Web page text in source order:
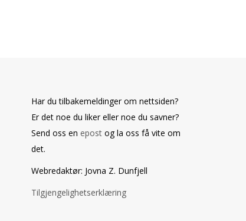
Har du tilbakemeldinger om nettsiden?
Er det noe du liker eller noe du savner?
Send oss en epostog la oss få vite om
det.
Webredaktør: Jovna Z. Dunfjell
Tilgjengelighetserklæring